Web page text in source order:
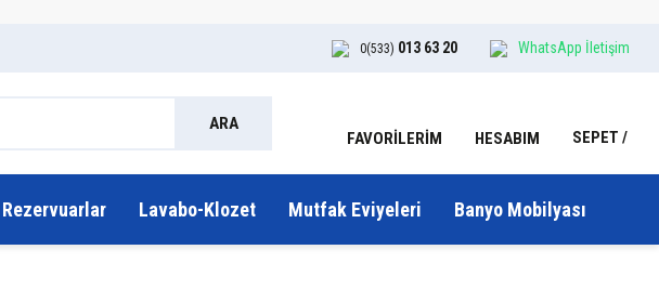
0(533) 013 63 20 WhatsApp İletişim
ARA
FAVORİLERİM HESABIM SEPET
Rezervuarlar Lavabo-Klozet Mutfak Eviyeleri Banyo Mobilyası